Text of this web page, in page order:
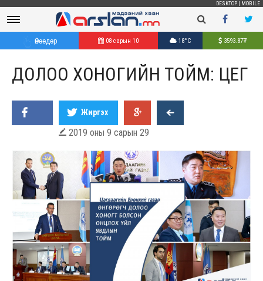
DESKTOP MOBILE
Өнөөдөр 08 сарын 10 18°C 3593.87₮
ДОЛОО ХОНОГИЙН ТОЙМ: ЦЕГ
Жиргэх
 2019 оны 9 сарын 29